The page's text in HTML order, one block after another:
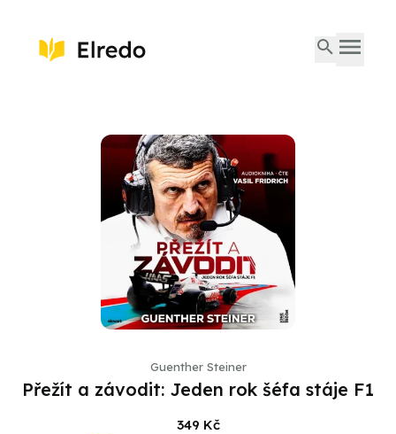
Guenther Steiner
Přežít a závodit: Jeden rok šéfa stáje F1
349 Kč